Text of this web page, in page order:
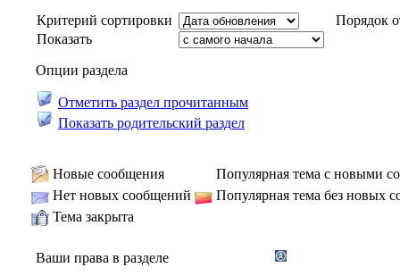
Критерий сортировки
Порядок
Показать
Опции раздела
Отметить раздел прочитанным
Показать родительский раздел
Новые сообщения
Популярная тема с новыми
Нет новых сообщений
Популярная тема без новых
Тема закрыта
Ваши права в разделе